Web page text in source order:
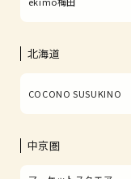
北海道
COCONO SUSUKINO
中京圏